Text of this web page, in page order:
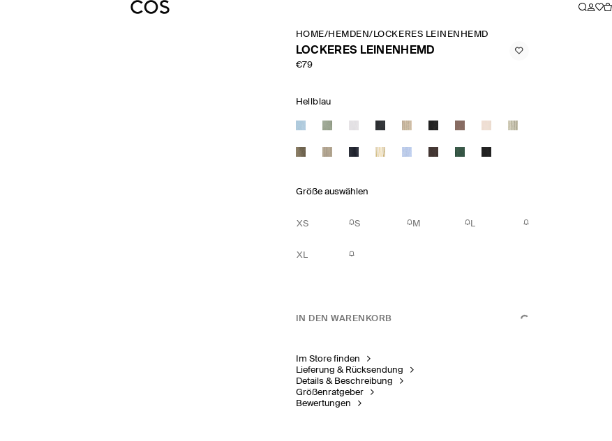
HOME/HEMDEN/ LOCKERES LEINENHEMD
LOCKERES LEINENHEMD
€79
Hellblau
Größe auswählen
XS S M L
XL
IN DEN WARENKORB
Im Store finden
Lieferung & Rücksendung
Details & Beschreibung
Größenratgeber
Bewertungen